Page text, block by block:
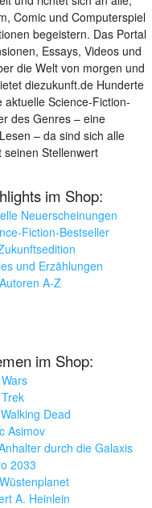
Comic und Computerspiel
begeistern. Das Portal
Essays, Videos und
die Welt von morgen und
diezukunft.de Hunderte
Science-Fiction-
des Genres – eine
– da sind sich alle
Stellenwert
im Shop:
Neuerscheinungen
Fiction-Bestseller
und Erzählungen
A-Z
im Shop:
Dead
Asimov
durch die Galaxis
2033
A. Heinlein